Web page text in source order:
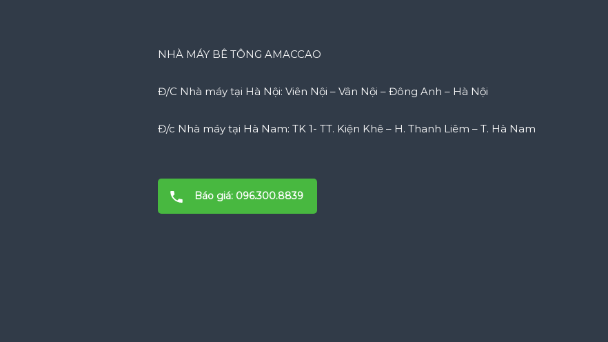
NHÀ MÁY BÊ TÔNG AMACCAO
Đ/C Nhà máy tại Hà Nội: Viên Nội – Vân Nội – Đông Anh – Hà Nội
Đ/c Nhà máy tại Hà Nam: TK 1- TT. Kiện Khê – H. Thanh Liêm – T. Hà Nam
Báo giá: 096.300.8839